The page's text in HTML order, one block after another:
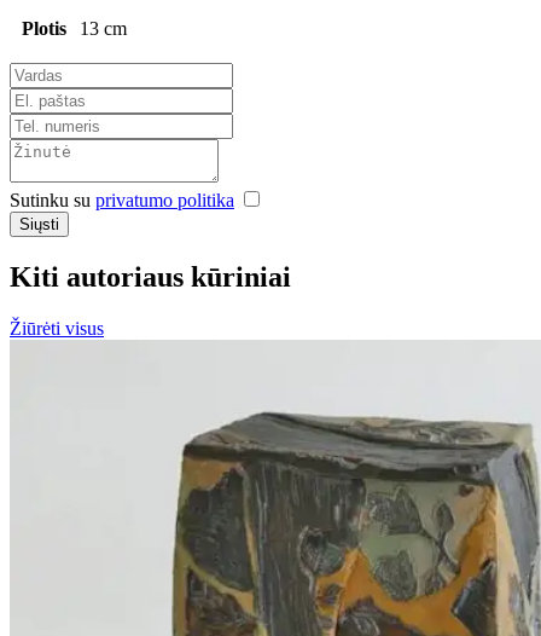
Plotis 13 cm
Sutinku su privatumo politika
Siųsti
Kiti autoriaus kūriniai
Žiūrėti visus